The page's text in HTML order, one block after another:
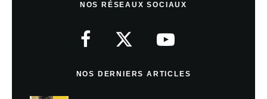
NOS RÉSEAUX SOCIAUX
NOS DERNIERS ARTICLES